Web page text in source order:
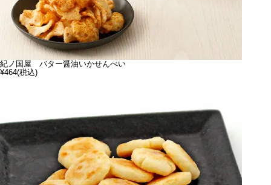
紀ノ国屋 バター醤油いかせんべい
¥464(税込)